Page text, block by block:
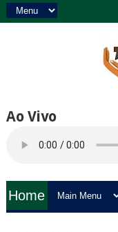
Ao Vivo
Home